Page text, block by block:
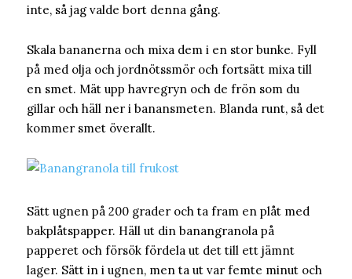
inte, så jag valde bort denna gång.
Skala bananerna och mixa dem i en stor bunke. Fyll
på med olja och jordnötssmör och fortsätt mixa till
en smet. Mät upp havregryn och de frön som du
gillar och häll ner i banansmeten. Blanda runt, så det
kommer smet överallt.
Sätt ugnen på 200 grader och ta fram en plåt med
bakplåtspapper. Häll ut din banangranola på
papperet och försök fördela ut det till ett jämnt
lager. Sätt in i ugnen, men ta ut var femte minut och